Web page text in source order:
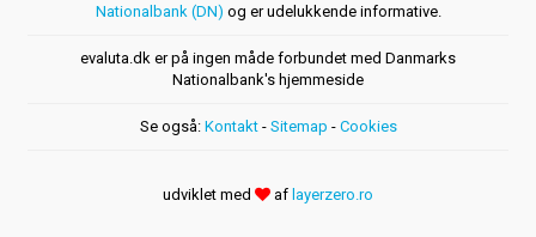
Nationalbank (DN) og er udelukkende informative.
evaluta.dk er på ingen måde forbundet med Danmarks
Nationalbank's hjemmeside
Se også: Kontakt- Sitemap - Cookies
udviklet med af layerzero.ro